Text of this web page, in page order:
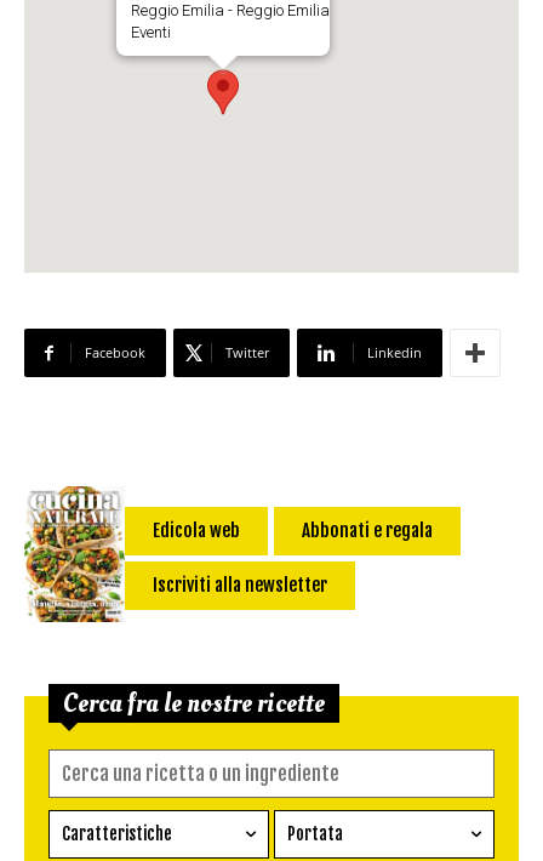
Reggio Emilia - Reggio Emilia
Eventi
Facebook Twitter Linkedin
Edicola web Abbonati e regala
Iscriviti alla newsletter
Cerca fra le nostre ricette
Caratteristiche Portata